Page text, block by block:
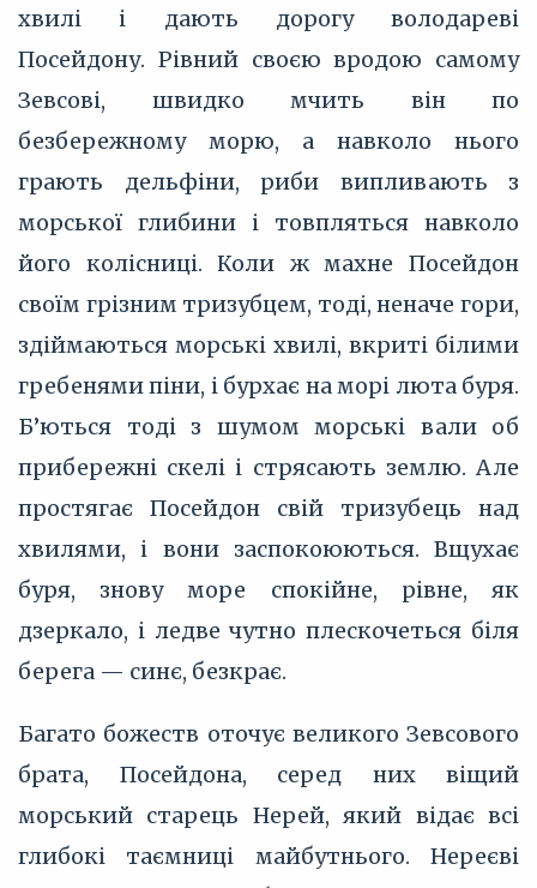
хвилі і дають дорогу володареві
Посейдону. Рівний своєю вродою самому
Зевсові, швидко мчить він по
безбережному морю, а навколо нього
грають дельфіни, риби випливають з
морської глибини і товпляться навколо
його колісниці. Коли ж махне Посейдон
своїм грізним тризубцем, тоді, неначе гори,
здіймаються морські хвилі, вкриті білими
гребенями піни, і бурхає на морі люта буря.
Б’ються тоді з шумом морські вали об
прибережні скелі і стрясають землю. Але
простягає Посейдон свій тризубець над
хвилями, і вони заспокоюються. Вщухає
буря, знову море спокійне, рівне, як
дзеркало, і ледве чутно плескочеться біля
берега — синє, безкрає.
Багато божеств оточує великого Зевсового
брата, Посейдона, серед них віщий
морський старець Нерей, який відає всі
глибокі таємниці майбутнього. Нереєві